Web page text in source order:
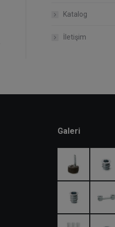
Katalog
İletişim
Galeri